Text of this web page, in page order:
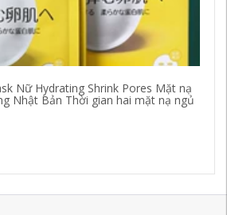
Nữ Hydrating Shrink Pores Mặt nạ
Nhật Bản Thời gian hai mặt nạ ngủ